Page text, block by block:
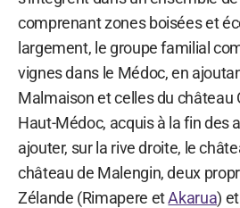
comprenant zones boisées et
largement, le groupe familial
vignes dans le Médoc, en
Malmaison et celles du château
Haut-Médoc, acquis à la fin des
ajouter, sur la rive droite, le
château de Malengin, deux
Zélande (Rimapere etAkarua)